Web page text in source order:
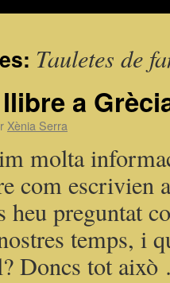
Tauletes de
a
Xènia Serra
molta
com escrivien
heu preguntat
temps, i
Doncs tot